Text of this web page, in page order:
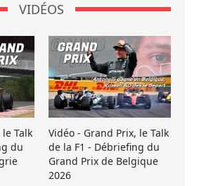
VIDÉOS
Talk
du
Vidéo - Grand Prix, le Talk
de la F1 - Débriefing du
Grand Prix de Belgique
2026